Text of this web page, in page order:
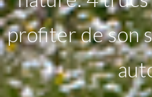
profiter de son